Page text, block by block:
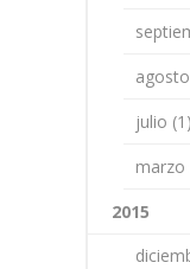
julio (1)
marzo
2015